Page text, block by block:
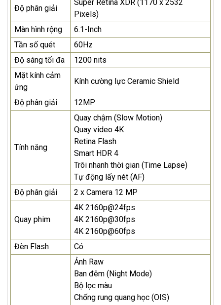
Độ phân giải
Super Retina XDR (1170 x 2532
Pixels)
Màn hình rộng
6.1-Inch
Tần số quét
60Hz
Độ sáng tối đa
1200 nits
Mặt kính cảm
ứng
Kính cường lực Ceramic Shield
Độ phân giải 12MP
Tính năng
Quay chậm (Slow Motion)
Quay video 4K
Retina Flash
Smart HDR 4
Trôi nhanh thời gian (Time Lapse)
Tự động lấy nét (AF)
Độ phân giải
2 x Camera 12 MP
Quay phim
4K 2160p@24fps
4K 2160p@30fps
4K 2160p@60fps
Đèn Flash
Có
Ảnh Raw
Ban đêm (Night Mode)
Bộ lọc màu
Chống rung quang học (OIS)